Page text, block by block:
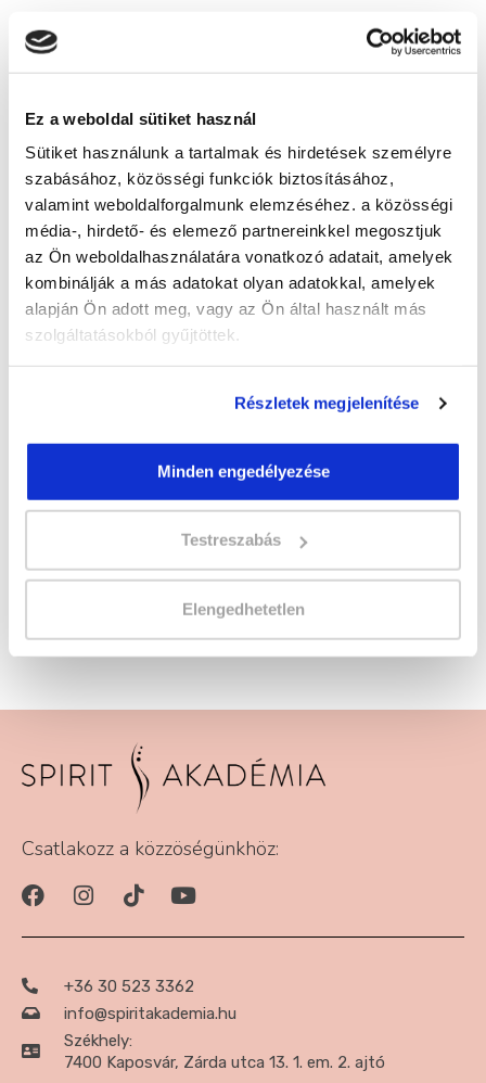
Ez a weboldal sütiket használ
Sütiket használunk a tartalmak és hirdetések személyre
szabásához, közösségi funkciók biztosításához,
valamint weboldalforgalmunk elemzéséhez. a közösségi
média-, hirdető- és elemező partnereinkkel megosztjuk
az Ön weboldalhasználatára vonatkozó adatait, amelyek
kombinálják a más adatokat olyan adatokkal, amelyek
alapján Ön adott meg, vagy az Ön által használt más
szolgáltatásokból gyűjtöttek.
Részletek megjelenítése
Minden engedélyezése
Testreszabás
Elengedhetetlen
Sminkes és szempillaépítő
szakképesítés, Kézápoló és
Pécs
Képzés ára:
500 000 Ft
Képzés típusa:
Szükséges iskolai végzettség:
érettségi
Jelentkezz az újSminkes és szempillaépítő
szakképesítés tanfolyamra! Kattints és
Sminkes és szempillaépítő szakképesítés,
képzésünket Spirit Beauty Kft. partnerünk
szervezi.
Csatlakozz a közzöségünkhöz:
+36 30 523 3362
info@spiritakademia.hu
Székhely:
7400 Kaposvár, Zárda utca 13. 1. em. 2. ajtó